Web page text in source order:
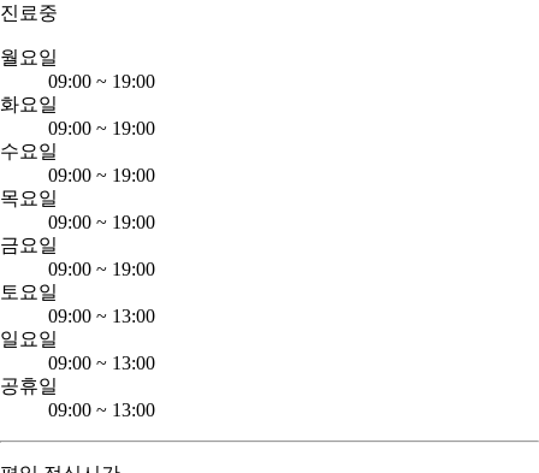
진료중
월요일
09:00 ~ 19:00
화요일
09:00 ~ 19:00
수요일
09:00 ~ 19:00
목요일
09:00 ~ 19:00
금요일
09:00 ~ 19:00
토요일
09:00 ~ 13:00
일요일
09:00 ~ 13:00
공휴일
09:00 ~ 13:00